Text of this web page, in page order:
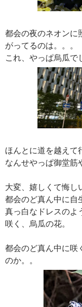
都会の夜のネオンに
がってるのは。。。
これ、やっぱ烏瓜で
ほんとに道を越えて
なんせやっぱ御堂筋
大変、嬉しくて悔し
都会のど真ん中に自
真っ白なドレスのよ
咲く、烏瓜の花。
都会のど真ん中に咲
のか。。